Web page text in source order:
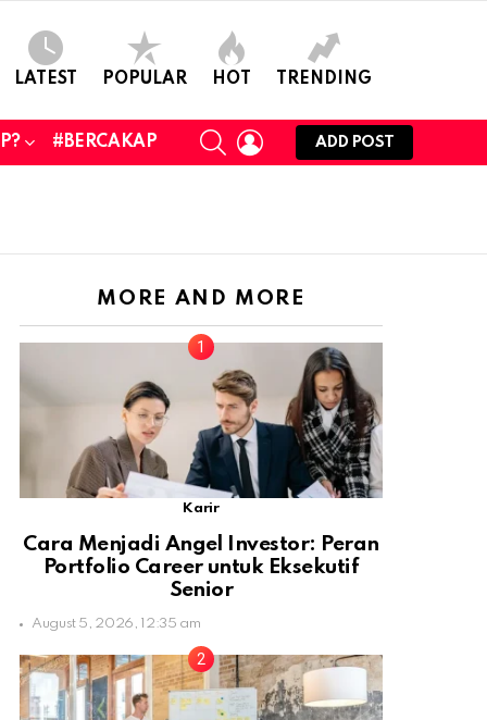
LATEST POPULAR HOT TRENDING
#BERCAKAP
SEARCHLOGIN
ADD POST
MORE AND MORE
Karir
Cara Menjadi Angel Investor: Peran
Portfolio Career untuk Eksekutif
Senior
August 5, 2026, 12:35 am